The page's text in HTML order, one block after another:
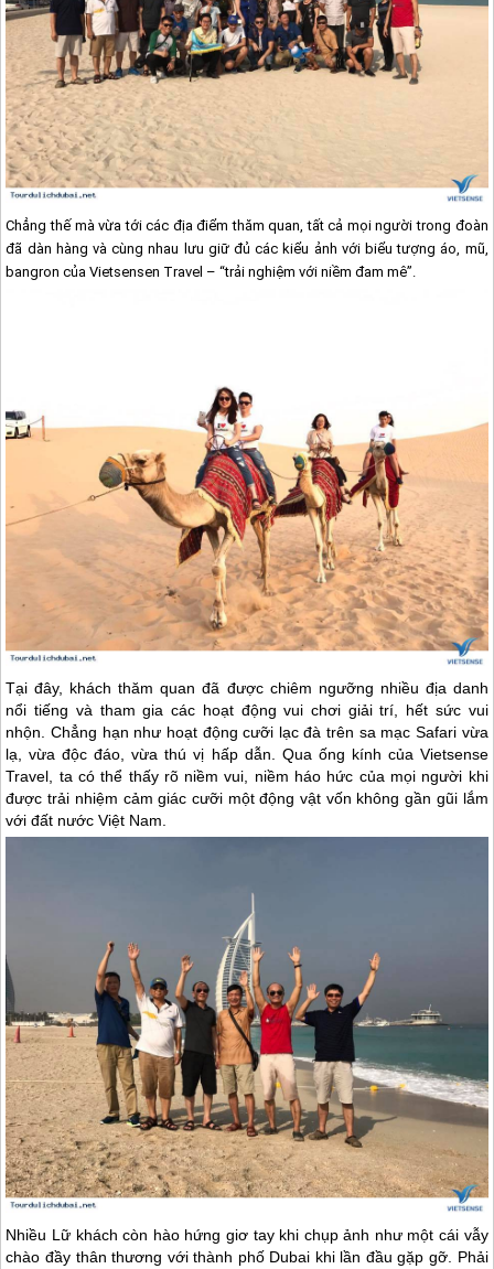
Chẳng thế mà vừa tới các địa điểm thăm quan, tất cả mọi người trong đoàn
đã dàn hàng và cùng nhau lưu giữ đủ các kiểu ảnh với biểu tượng áo, mũ,
bangron của Vietsensen Travel – “trải nghiệm với niềm đam mê”.
Tại đây, khách thăm quan đã được chiêm ngưỡng nhiều địa danh
nổi tiếng và tham gia các hoạt động vui chơi giải trí, hết sức vui
nhộn. Chẳng hạn như hoạt động cưỡi lạc đà trên sa mạc Safari vừa
lạ, vừa độc đáo, vừa thú vị hấp dẫn. Qua ống kính của Vietsense
Travel, ta có thể thấy rõ niềm vui, niềm háo hức của mọi người khi
được trải nhiệm cảm giác cưỡi một động vật vốn không gần gũi lắm
với đất nước Việt Nam.
Nhiều Lữ khách còn hào hứng giơ tay khi chụp ảnh như một cái vẫy
chào đầy thân thương với thành phố Dubai khi lần đầu gặp gỡ. Phải